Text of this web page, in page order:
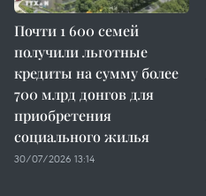
Почти 1 600 семей
получили льготные
кредиты на сумму более
700 млрд донгов для
приобретения
социального жилья
30/07/2026 13:14